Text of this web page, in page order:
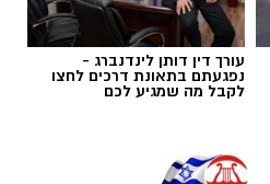
אפה
– עבר מאשדוד לסלטיק תמורת 1.5 מיליון
נמכר לסלטיק תמורת כ-700 אלף ליש"ט,
עורך דין דותן לינדנברג -
נפגעתם בתאונת דרכים לחצו
לקבל מה שמגיע לכם